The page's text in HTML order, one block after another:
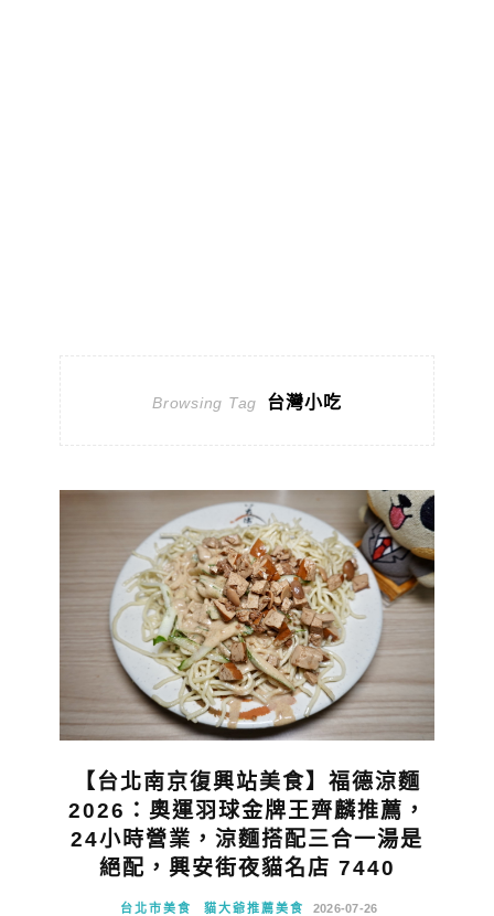
Browsing Tag 台灣小吃
【台北南京復興站美食】福德涼麵
2026：奧運羽球金牌王齊麟推薦，
24小時營業，涼麵搭配三合一湯是
絕配，興安街夜貓名店 7440
台北市美食 貓大爺推薦美食 2026-07-26